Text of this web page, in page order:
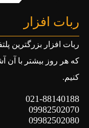
ربات افزار
ربات افزار بزرگترین
که هر روز بیشتر با آن
کنیم.
021-88140188
09982502070
09982502080